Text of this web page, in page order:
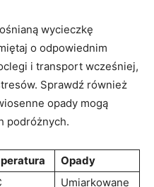
​wycieczkę
o odpowiednim
i transport wcześniej,
Sprawdź ⁤również
opady mogą
podróżnych.
Opady
Umiarkowane